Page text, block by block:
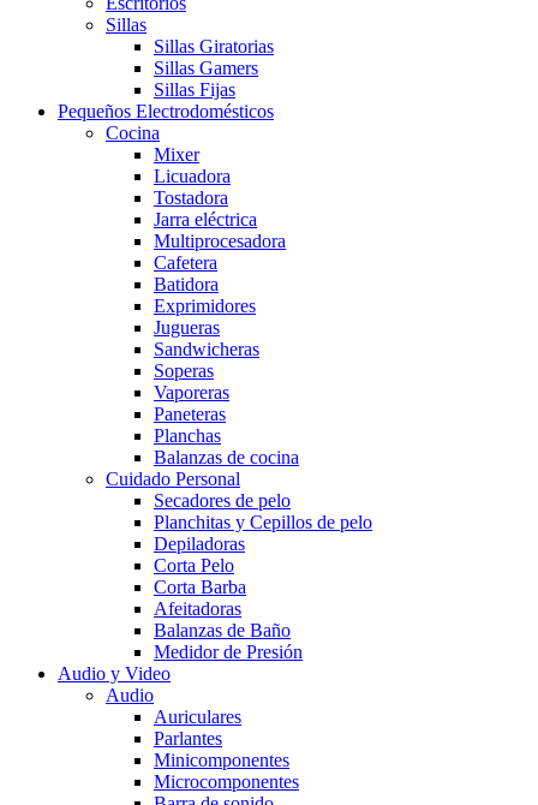
Sillas
Sillas Giratorias
Sillas Gamers
Sillas Fijas
Pequeños Electrodomésticos
Cocina
Mixer
Licuadora
Tostadora
Jarra eléctrica
Multiprocesadora
Cafetera
Batidora
Exprimidores
Jugueras
Sandwicheras
Soperas
Vaporeras
Paneteras
Planchas
Balanzas de cocina
Cuidado Personal
Secadores de pelo
Planchitas y Cepillos de pelo
Depiladoras
Corta Pelo
Corta Barba
Afeitadoras
Balanzas de Baño
Medidor de Presión
Audio y Video
Audio
Auriculares
Parlantes
Minicomponentes
Microcomponentes